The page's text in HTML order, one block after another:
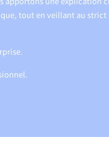
une explication
tout en veillant au strict